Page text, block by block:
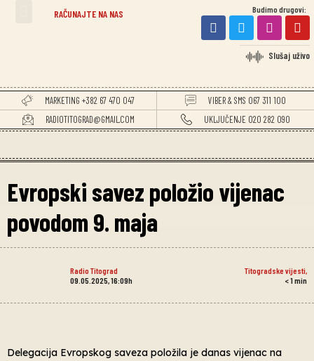
RAČUNAJTE NA NAS Budimo drugovi:
Slušaj uživo
MARKETING +382 67 470 047
VIBER & SMS 067 311 100
RADIOTITOGRAD@GMAIL.COM
UKLJUČENJE 020 282 090
Evropski savez položio vijenac
povodom 9. maja
Radio Titograd Titogradske vijesti,
09.05.2025, 16:09h
< 1 min
Delegacija Evropskog saveza položila je danas vijenac na